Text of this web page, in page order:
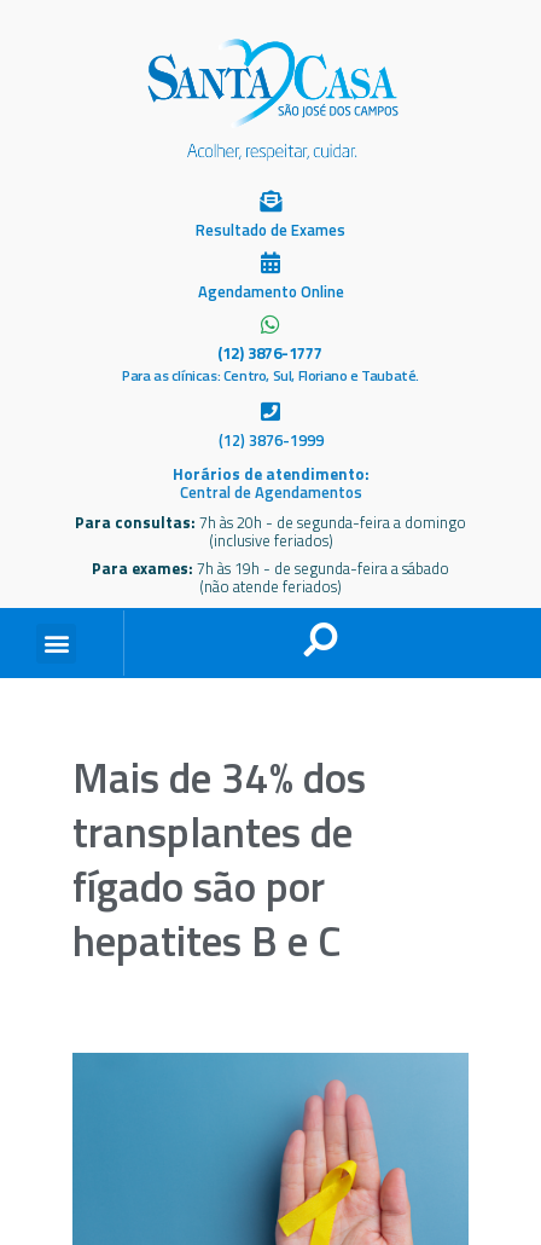
Resultado de Exames
Agendamento Online
(12) 3876-1777
Para as clínicas: Centro, Sul, Floriano e Taubaté.
(12) 3876-1999
Horários de atendimento:
Central de Agendamentos
Para consultas: 7h às 20h - de segunda-feira a domingo
(inclusive feriados)
Para exames: 7h às 19h - de segunda-feira a sábado
(não atende feriados)
Mais de 34% dos
transplantes de
fígado são por
hepatites B e C